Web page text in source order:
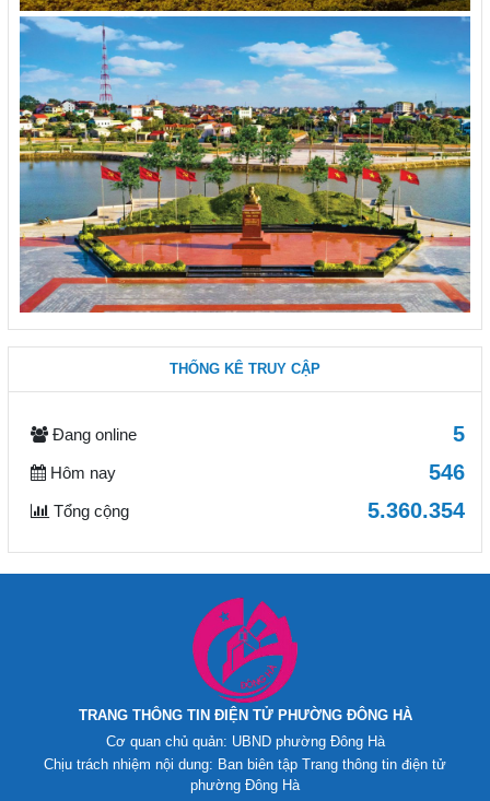
THỐNG KÊ TRUY CẬP
Đang online 5
Hôm nay 546
Tổng cộng 5.360.354
TRANG THÔNG TIN ĐIỆN TỬ PHƯỜNG ĐÔNG HÀ
Cơ quan chủ quản: UBND phường Đông Hà
Chịu trách nhiệm nội dung: Ban biên tập Trang thông tin điện tử
phường Đông Hà